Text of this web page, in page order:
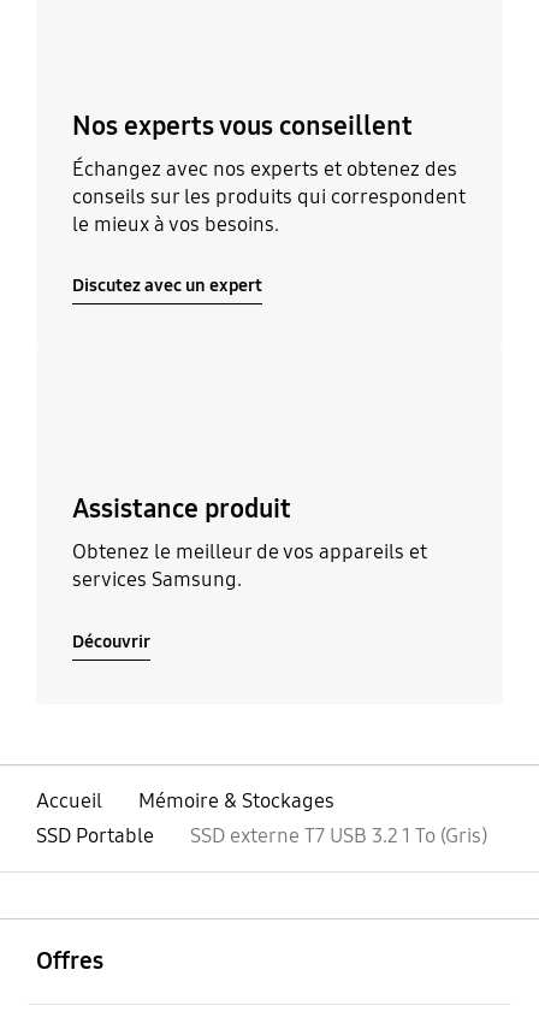
Nos experts vous conseillent
Échangez avec nos experts et obtenez des
conseils sur les produits qui correspondent
le mieux à vos besoins.
Discutez avec un expert
Assistance produit
Obtenez le meilleur de vos appareils et
services Samsung.
Découvrir
Accueil
Mémoire & Stockages
SSD Portable
SSD externe T7 USB 3.2 1 To (Gris)
Offres